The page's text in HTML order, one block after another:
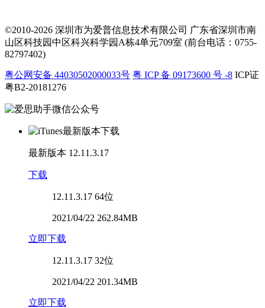
©2010-2026 深圳市为爱普信息技术有限公司 广东省深圳市南
山区科技园中区科兴科学园A栋4单元709室 (前台电话：0755-
82797402)
粤公网安备 44030502000033号 粤 ICP 备 09173600 号 -8 ICP证
粤B2-20181276
最新版本 12.11.3.17
下载
12.11.3.17 64位
2021/04/22 262.84MB
立即下载
12.11.3.17 32位
2021/04/22 201.34MB
立即下载